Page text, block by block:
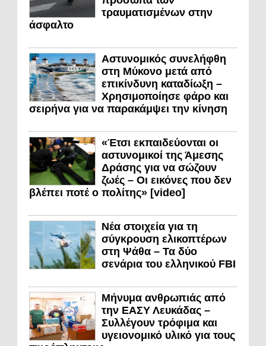
τραυματισμένων στην
άσφαλτο
Αστυνομικός συνελήφθη
στη Μύκονο μετά από
επικίνδυνη καταδίωξη –
Χρησιμοποίησε φάρο και
σειρήνα για να παρακάμψει την κίνηση
«Έτσι εκπαιδεύονται οι
αστυνομικοί της Άμεσης
Δράσης για να σώζουν
ζωές – Οι εικόνες που δεν
βλέπει ποτέ ο πολίτης» [video]
Νέα στοιχεία για τη
σύγκρουση ελικοπτέρων
στη Ψάθα – Τα δύο
σενάρια του ελληνικού FBI
Μήνυμα ανθρωπιάς από
την ΕΑΣΥ Λευκάδας –
Συλλέγουν τρόφιμα και
υγειονομικό υλικό για τους